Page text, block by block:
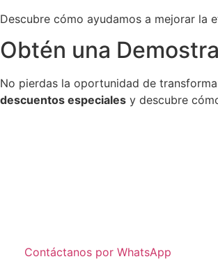
Descubre cómo ayudamos a mejorar la
Obtén una
No pierdas la oportunidad de
descuentos especiales y descubre
Contáctanos por WhatsApp